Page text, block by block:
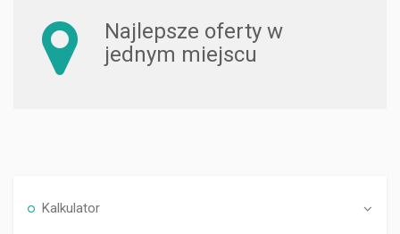
Najlepsze oferty w
jednym miejscu
Kalkulator